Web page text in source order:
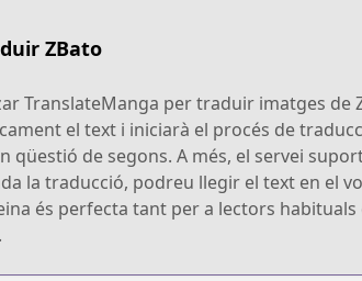
ZBato
TranslateManga per traduir imatges de
el text i iniciarà el procés de
qüestió de segons. A més, el servei
la traducció, podreu llegir el text en el
és perfecta tant per a lectors